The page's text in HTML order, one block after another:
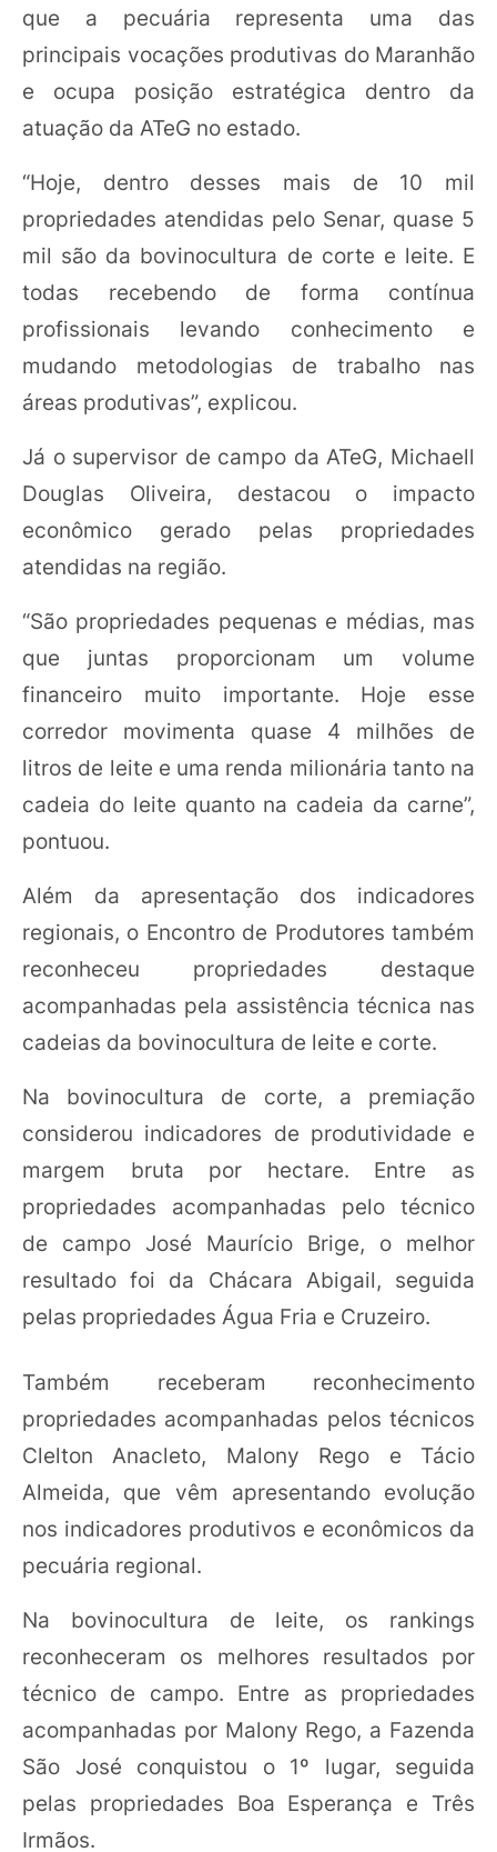
que a pecuária representa uma das
principais vocações produtivas do Maranhão
e ocupa posição estratégica dentro da
atuação da ATeG no estado.
“Hoje, dentro desses mais de 10 mil
propriedades atendidas pelo Senar, quase 5
mil são da bovinocultura de corte e leite. E
todas recebendo de forma contínua
profissionais levando conhecimento e
mudando metodologias de trabalho nas
áreas produtivas”, explicou.
Já o supervisor de campo da ATeG, Michaell
Douglas Oliveira, destacou o impacto
econômico gerado pelas propriedades
atendidas na região.
“São propriedades pequenas e médias, mas
que juntas proporcionam um volume
financeiro muito importante. Hoje esse
corredor movimenta quase 4 milhões de
litros de leite e uma renda milionária tanto na
cadeia do leite quanto na cadeia da carne”,
pontuou.
Além da apresentação dos indicadores
regionais, o Encontro de Produtores também
reconheceu propriedades destaque
acompanhadas pela assistência técnica nas
cadeias da bovinocultura de leite e corte.
Na bovinocultura de corte, a premiação
considerou indicadores de produtividade e
margem bruta por hectare. Entre as
propriedades acompanhadas pelo técnico
de campo José Maurício Brige, o melhor
resultado foi da Chácara Abigail, seguida
pelas propriedades Água Fria e Cruzeiro.
Também receberam reconhecimento
propriedades acompanhadas pelos técnicos
Clelton Anacleto, Malony Rego e Tácio
Almeida, que vêm apresentando evolução
nos indicadores produtivos e econômicos da
pecuária regional.
Na bovinocultura de leite, os rankings
reconheceram os melhores resultados por
técnico de campo. Entre as propriedades
acompanhadas por Malony Rego, a Fazenda
São José conquistou o 1º lugar, seguida
pelas propriedades Boa Esperança e Três
Irmãos.